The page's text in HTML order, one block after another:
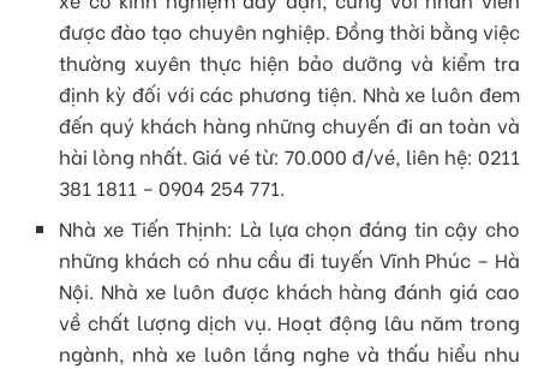
được đào tạo chuyên nghiệp. Đồng thời bằng việc
thường xuyên thực hiện bảo dưỡng và kiểm tra
định kỳ đối với các phương tiện. Nhà xe luôn đem
đến quý khách hàng những chuyến đi an toàn và
hài lòng nhất. Giá vé từ: 70.000 đ/vé, liên hệ: 0211
381 1811 – 0904 254 771.
Nhà xe Tiến Thịnh: Là lựa chọn đáng tin cậy cho
những khách có nhu cầu đi tuyến Vĩnh Phúc – Hà
Nội. Nhà xe luôn được khách hàng đánh giá cao
về chất lượng dịch vụ. Hoạt động lâu năm trong
ngành, nhà xe luôn lắng nghe và thấu hiểu nhu